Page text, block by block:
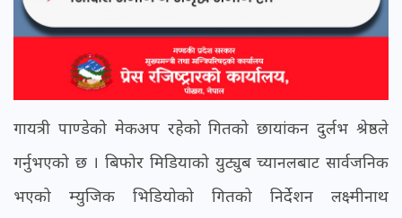
गायत्री पाण्डेको मेकअप रहेको गितको छायांकन दुर्लभ श्रेष्ठले
गर्नुभएको छ । बिफोर मिडियाको युट्युब च्यानलबाट सार्वजनिक
भएको म्युजिक भिडियोको गितको निर्देशन लक्ष्मीनाथ